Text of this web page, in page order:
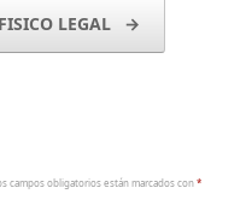
LEGAL →
campos obligatorios están marcados con*